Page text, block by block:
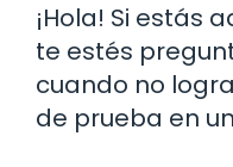
¡Hola! Si estás
te estés
cuando no
de prueba en